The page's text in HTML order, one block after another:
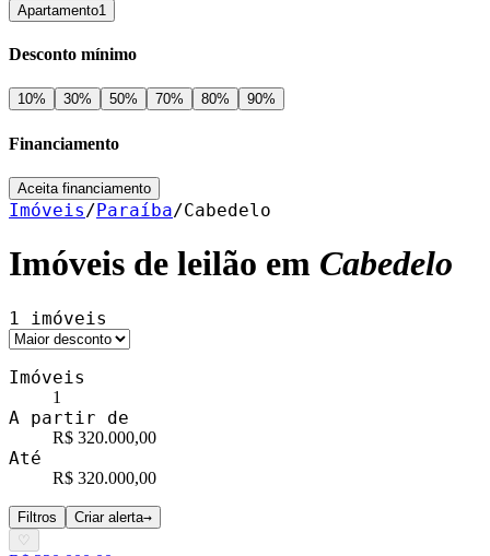
Apartamento1
Desconto mínimo
10% 30% 50% 70% 80% 90%
Financiamento
Aceita financiamento
Imóveis/Paraíba/Cabedelo
Imóveis de leilão em Cabedelo
1 imóveis
Imóveis
1
A partir de
R$ 320.000,00
Até
R$ 320.000,00
Filtros Criar alerta→
♡